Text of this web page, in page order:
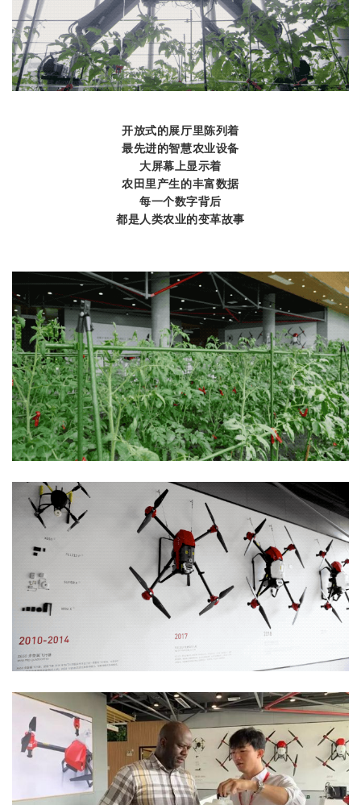
开放式的展厅里陈列着
最先进的智慧农业设备
大屏幕上显示着
农田里产生的丰富数据
每一个数字背后
都是人类农业的变革故事